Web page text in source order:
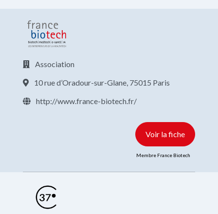
Association
10 rue d’Oradour-sur-Glane, 75015 Paris
http://www.france-biotech.fr/
Voir la fiche
Membre France Biotech